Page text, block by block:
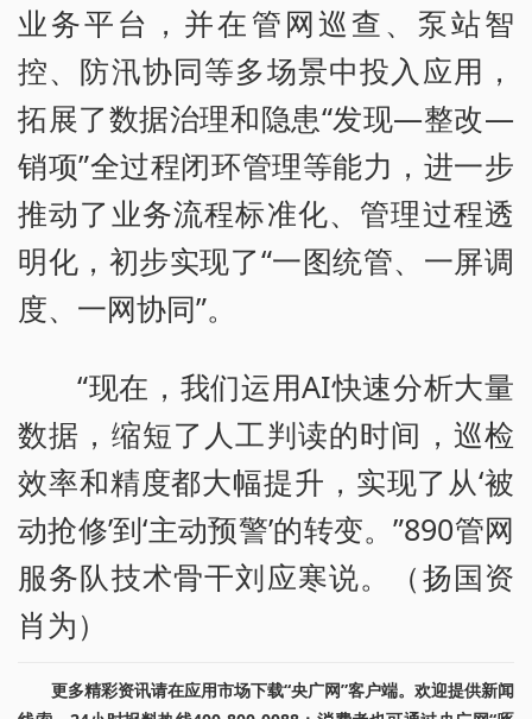
业务平台，并在管网巡查、泵站智
控、防汛协同等多场景中投入应用，
拓展了数据治理和隐患“发现—整改—
销项”全过程闭环管理等能力，进一步
推动了业务流程标准化、管理过程透
明化，初步实现了“一图统管、一屏调
度、一网协同”。
“现在，我们运用AI快速分析大量
数据，缩短了人工判读的时间，巡检
效率和精度都大幅提升，实现了从‘被
动抢修’到‘主动预警’的转变。”890管网
服务队技术骨干刘应寒说。（扬国资
肖为）
更多精彩资讯请在应用市场下载“央广网”客户端。欢迎提供新闻